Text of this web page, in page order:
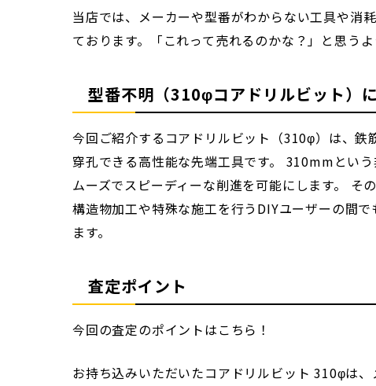
当店では、メーカーや型番がわからない工具や消
ております。「これって売れるのかな？」と思う
型番不明（310φコアドリルビット）
今回ご紹介するコアドリルビット（310φ）は、
穿孔できる高性能な先端工具です。 310mmとい
ムーズでスピーディーな削進を可能にします。
構造物加工や特殊な施工を行うDIYユーザーの間
ます。
査定ポイント
今回の査定のポイントはこちら！
お持ち込みいただいたコアドリルビット 310φは